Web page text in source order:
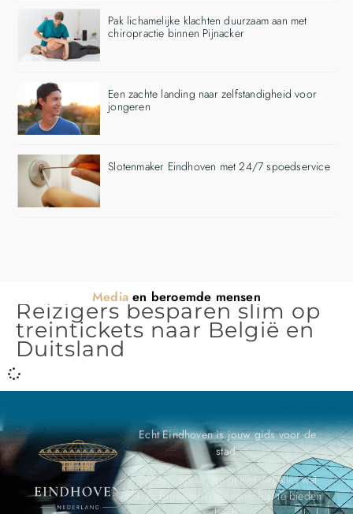
Pak lichamelijke klachten duurzaam aan met
chiropractie binnen Pijnacker
Een zachte landing naar zelfstandigheid voor
jongeren
Slotenmaker Eindhoven met 24/7 spoedservice
Mediaen beroemde mensen
Reizigers besparen slim op
treintickets naar België en
Duitsland
Echt Eindhoven is jouw gids voor de
stad.
Ontdek, ervaar, en geniet van alles wat
deze bruisende gemeenschap te bieden